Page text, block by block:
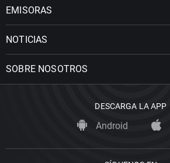
EMISORAS
NOTICIAS
SOBRE NOSOTROS
DESCARGA LA APP
Android